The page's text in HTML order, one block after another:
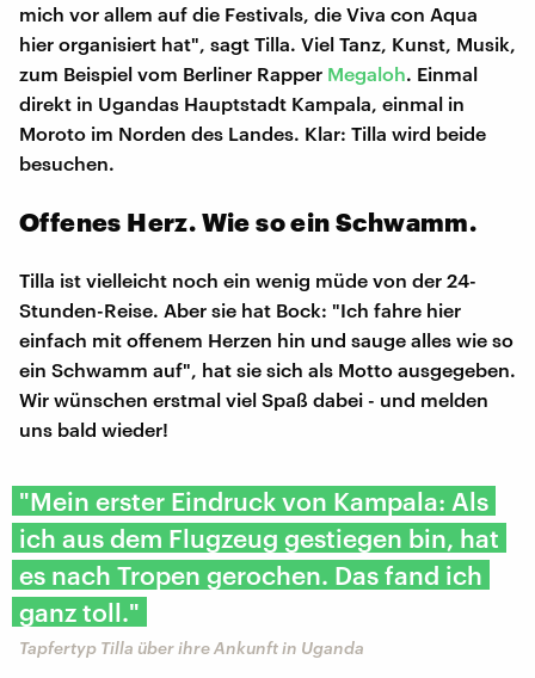
mich vor allem auf die Festivals, die Viva con Aqua
hier organisiert hat", sagt Tilla. Viel Tanz, Kunst, Musik,
zum Beispiel vom Berliner Rapper Megaloh. Einmal
direkt in Ugandas Hauptstadt Kampala, einmal in
Moroto im Norden des Landes. Klar: Tilla wird beide
besuchen.
Offenes Herz. Wie so ein Schwamm.
Tilla ist vielleicht noch ein wenig müde von der 24-
Stunden-Reise. Aber sie hat Bock: "Ich fahre hier
einfach mit offenem Herzen hin und sauge alles wie so
ein Schwamm auf", hat sie sich als Motto ausgegeben.
Wir wünschen erstmal viel Spaß dabei - und melden
uns bald wieder!
"Mein erster Eindruck von Kampala: Als
ich aus dem Flugzeug gestiegen bin, hat
es nach Tropen gerochen. Das fand ich
ganz toll."
Tapfertyp Tilla über ihre Ankunft in Uganda